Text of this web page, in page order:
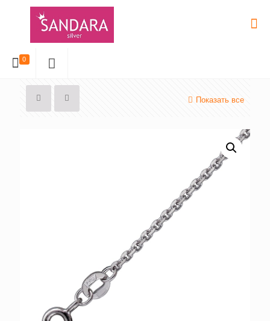
0
Показать все